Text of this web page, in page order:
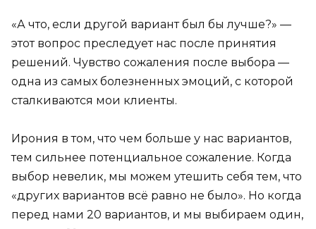
«А что, если другой вариант был бы лучше?» —
этот вопрос преследует нас после принятия
решений. Чувство сожаления после выбора —
одна из самых болезненных эмоций, с которой
сталкиваются мои клиенты.
Ирония в том, что чем больше у нас вариантов,
тем сильнее потенциальное сожаление. Когда
выбор невелик, мы можем утешить себя тем, что
«других вариантов всё равно не было». Но когда
перед нами 20 вариантов, и мы выбираем один,